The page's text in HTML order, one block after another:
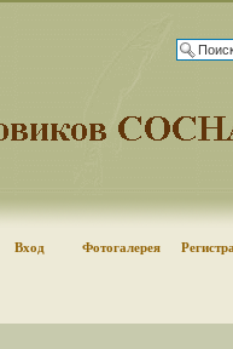
Вход Фотогалерея